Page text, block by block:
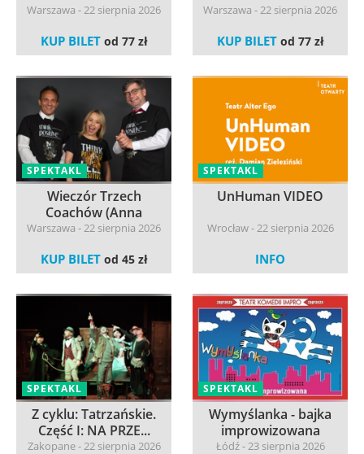
Warszawa - 22 sierpnia 2026
KUP BILET od 77 zł
Warszawa - 22 sierpnia 2026
KUP BILET od 77 zł
SPEKTAKL
Wieczór Trzech
Coachów (Anna
Mierzwa,...
Warszawa - 22 sierpnia 2026
KUP BILET od 45 zł
SPEKTAKL
UnHuman VIDEO
Wrocław - 22 sierpnia 2026
INFO
SPEKTAKL
Z cyklu: Tatrzańskie.
Część I: NA PRZE...
Zakopane - 22 sierpnia 2026
SPEKTAKL
Wymyślanka - bajka
improwizowana
Łódź - 23 sierpnia 2026